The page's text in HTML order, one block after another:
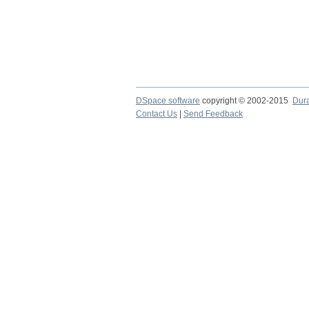
DSpace software copyright © 2002-2015
Contact Us
Send Feedback